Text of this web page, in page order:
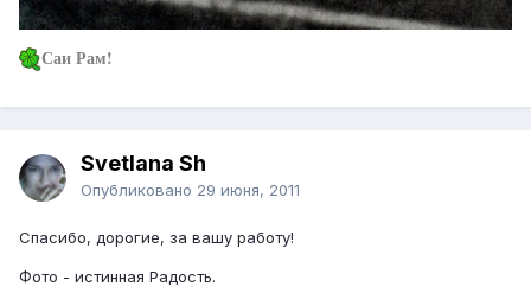
Саи Рам!
Svetlana Sh
Опубликовано 29 июня, 2011
Спасибо, дорогие, за вашу работу!
Фото - истинная Радость.